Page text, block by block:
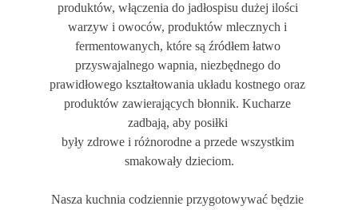
produktów, włączenia do jadłospisu dużej ilości
warzyw i owoców, produktów mlecznych i
fermentowanych, które są źródłem łatwo
przyswajalnego wapnia, niezbędnego do
prawidłowego kształtowania układu kostnego oraz
produktów zawierających błonnik. Kucharze
zadbają, aby posiłki
były zdrowe i różnorodne a przede wszystkim
smakowały dzieciom.
Nasza kuchnia codziennie przygotowywać będzie